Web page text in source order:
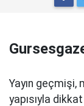
Yayın geçmişi,
yapısıyla